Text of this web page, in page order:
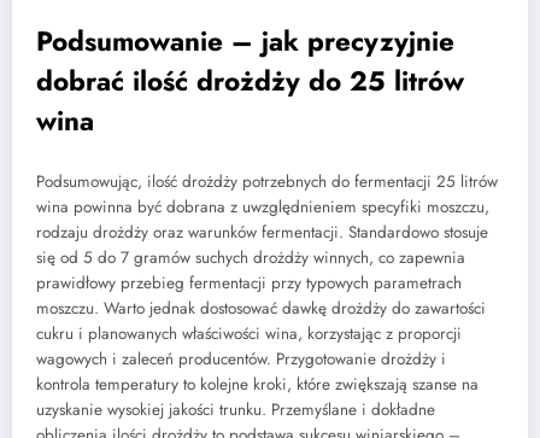
Podsumowanie – jak precyzyjnie
dobrać ilość drożdży do 25 litrów
wina
Podsumowując, ilość drożdży potrzebnych do fermentacji 25 litrów
wina powinna być dobrana z uwzględnieniem specyfiki moszczu,
rodzaju drożdży oraz warunków fermentacji. Standardowo stosuje
się od 5 do 7 gramów suchych drożdży winnych, co zapewnia
prawidłowy przebieg fermentacji przy typowych parametrach
moszczu. Warto jednak dostosować dawkę drożdży do zawartości
cukru i planowanych właściwości wina, korzystając z proporcji
wagowych i zaleceń producentów. Przygotowanie drożdży i
kontrola temperatury to kolejne kroki, które zwiększają szanse na
uzyskanie wysokiej jakości trunku. Przemyślane i dokładne